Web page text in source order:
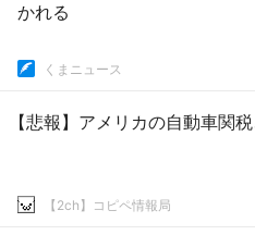
かれる
くまニュース
【悲報】アメリカの自動車関
【2ch】コピペ情報局